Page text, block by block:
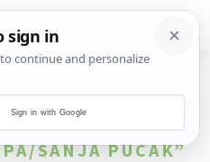
REZULTATA ZA
SANJA PUCAK”
Sign in with Google